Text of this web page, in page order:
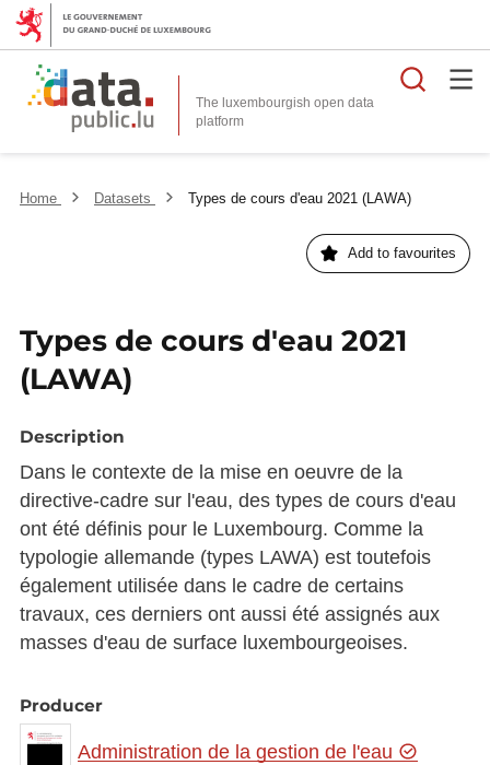
The luxembourgish open data
platform
Home Datasets Types de cours d'eau 2021 (LAWA)
Add to favourites
Types de cours d'eau 2021
(LAWA)
Description
Dans le contexte de la mise en oeuvre de la
directive-cadre sur l'eau, des types de cours d'eau
ont été définis pour le Luxembourg. Comme la
typologie allemande (types LAWA) est toutefois
également utilisée dans le cadre de certains
travaux, ces derniers ont aussi été assignés aux
masses d'eau de surface luxembourgeoises.
Producer
Administration de la gestion de l'eau